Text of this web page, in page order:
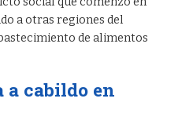
a otras regiones del
de alimentos
a cabildo en